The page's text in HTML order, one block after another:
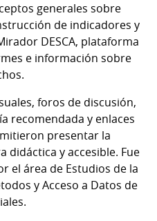
generales sobre
de indicadores y
DESCA, plataforma
e información sobre
foros de discusión,
recomendada y enlaces
presentar la
didáctica y accesible. Fue
el área de Estudios de la
y Acceso a Datos de